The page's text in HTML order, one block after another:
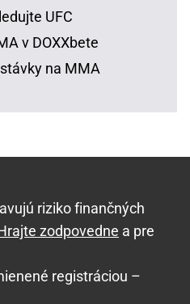
UFC
v DOXXbete
na MMA
riziko finančných
zodpovedne a pre
registráciou –